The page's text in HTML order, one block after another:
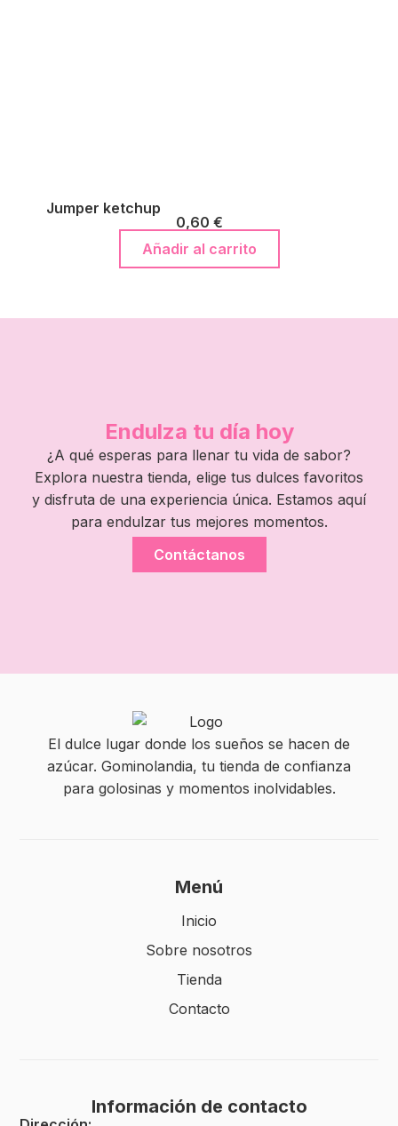
Jumper ketchup
0,60 €
Añadir al carrito
Endulza tu día hoy
¿A qué esperas para llenar tu vida de sabor?
Explora nuestra tienda, elige tus dulces favoritos
y disfruta de una experiencia única. Estamos aquí
para endulzar tus mejores momentos.
Contáctanos
El dulce lugar donde los sueños se hacen de
azúcar. Gominolandia, tu tienda de confianza
para golosinas y momentos inolvidables.
Menú
Inicio
Sobre nosotros
Tienda
Contacto
Información de contacto